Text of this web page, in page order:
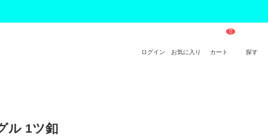
ログイン お気に入り カート 探す
ル 1ツ釦